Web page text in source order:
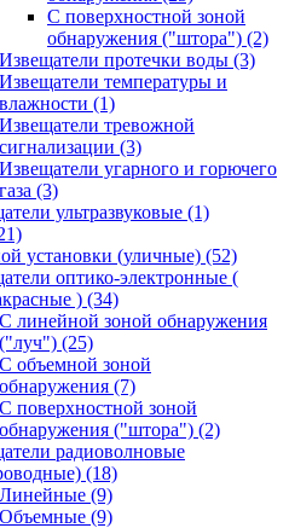
С поверхностной зоной
обнаружения ("штора") (2)
Извещатели протечки воды (3)
Извещатели температуры и
влажности (1)
Извещатели тревожной
сигнализации (3)
Извещатели угарного и горючего
газа (3)
ультразвуковые (1)
установки (уличные) (52)
оптико-электронные (
) (34)
С линейной зоной обнаружения
("луч") (25)
С объемной зоной
обнаружения (7)
С поверхностной зоной
обнаружения ("штора") (2)
радиоволновые
(18)
Линейные (9)
Объемные (9)